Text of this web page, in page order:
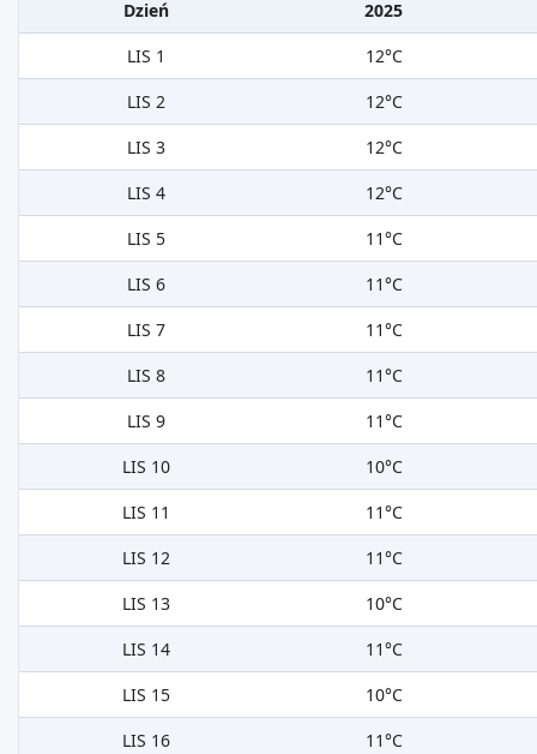
Dzień
2025
LIS 1
12°C
LIS 2
12°C
LIS 3
12°C
LIS 4
12°C
LIS 5
11°C
LIS 6
11°C
LIS 7
11°C
LIS 8
11°C
LIS 9
11°C
LIS 10
10°C
LIS 11
11°C
LIS 12
11°C
LIS 13
10°C
LIS 14
11°C
LIS 15
10°C
LIS 16
11°C